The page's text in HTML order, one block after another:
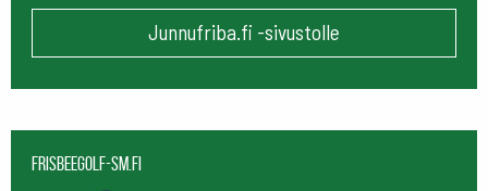
Junnufriba.fi -sivustolle
frisbeegolf-sm.fi